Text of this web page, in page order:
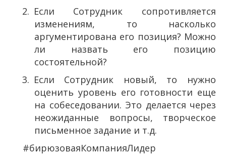
2.​ Если Сотрудник сопротивляется
изменениям, то насколько
аргументирована его позиция? Можно
ли назвать его позицию
состоятельной?
3.​ Если Сотрудник новый, то нужно
оценить уровень его готовности еще
на собеседовании. Это делается через
неожиданные вопросы, творческое
письменное задание и т.д.
#бирюзоваяКомпанияЛидер